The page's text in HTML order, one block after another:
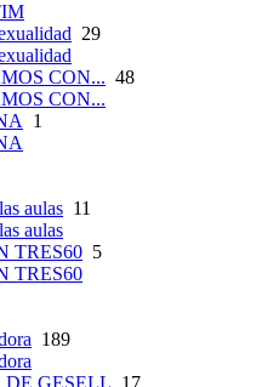
29
CON... 48
CON...
1
aulas 11
aulas
TRES60 5
TRES60
189